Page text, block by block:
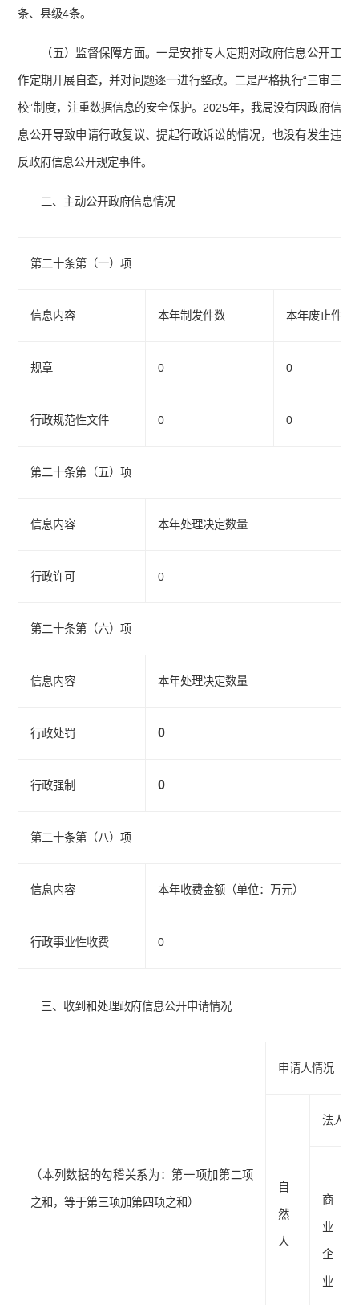
条、县级4条。
（五）监督保障方面。一是安排专人定期对政府信息公开工
作定期开展自查，并对问题逐一进行整改。二是严格执行“三审三
校”制度，注重数据信息的安全保护。2025年，我局没有因政府信
息公开导致申请行政复议、提起行政诉讼的情况，也没有发生违
反政府信息公开规定事件。
二、主动公开政府信息情况
第二十条第（一）项
信息内容 本年制发件数 本年废止件数
规章 0 0
行政规范性文件 0 0
第二十条第（五）项
信息内容 本年处理决定数量
行政许可 0
第二十条第（六）项
信息内容 本年处理决定数量
行政处罚 0
行政强制 0
第二十条第（八）项
信息内容 本年收费金额（单位：万元）
行政事业性收费 0
三、收到和处理政府信息公开申请情况
（本列数据的勾稽关系为：第一项加第二项
之和，等于第三项加第四项之和）
申请人情况
自
然
人
法人或
商
业
企
业